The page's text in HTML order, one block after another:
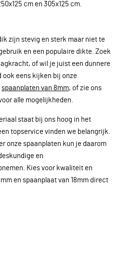
cm en 305x125 cm.
zijn stevig en sterk maar niet te
en een populaire dikte. Zoek
of wil je juist een dunnere
ook eens kijken bij onze
spaanplaten van 8mm, of zie ons
alle mogelijkheden.
staat bij ons hoog in het
topservice vinden we belangrijk.
onze spaanplaten kun je daarom
en
Kies voor kwaliteit en
en spaanplaat van 18mm direct